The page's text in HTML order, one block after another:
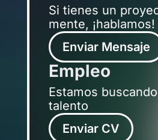
Si tienes un
mente, ¡hablamos!
Enviar Mensaje
Empleo
Estamos
talento
Enviar CV